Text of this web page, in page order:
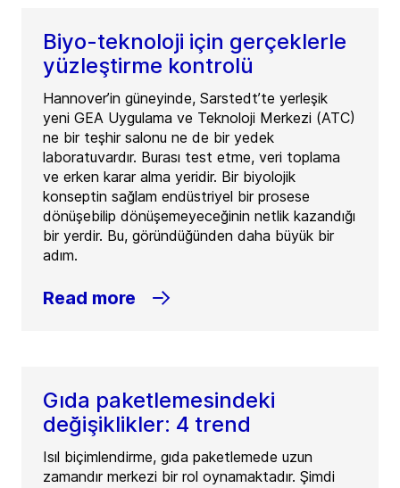
Biyo-teknoloji için gerçeklerle
yüzleştirme kontrolü
Hannover’in güneyinde, Sarstedt’te yerleşik
yeni GEA Uygulama ve Teknoloji Merkezi (ATC)
ne bir teşhir salonu ne de bir yedek
laboratuvardır. Burası test etme, veri toplama
ve erken karar alma yeridir. Bir biyolojik
konseptin sağlam endüstriyel bir prosese
dönüşebilip dönüşemeyeceğinin netlik kazandığı
bir yerdir. Bu, göründüğünden daha büyük bir
adım.
Read more
Gıda paketlemesindeki
değişiklikler: 4 trend
Isıl biçimlendirme, gıda paketlemede uzun
zamandır merkezi bir rol oynamaktadır. Şimdi